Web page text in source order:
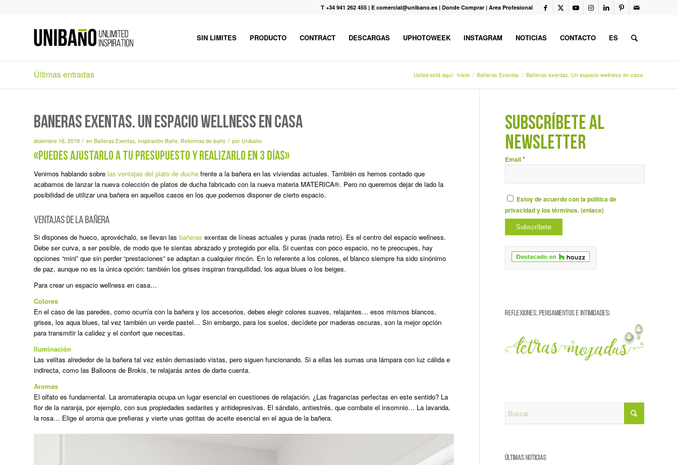
T +34 941 262 455 | E comercial@unibano.es | Donde Comprar | Area Profesional
SIN LIMITES PRODUCTO CONTRACT DESCARGAS UPHOTOWEEK INSTAGRAM NOTICIAS CONTACTO ES
Últimas entradas Usted está aquí: Inicio / Bañeras Exentas / Bañeras exentas. Un espacio wellness en casa
Bañeras exentas. Un espacio wellness en casa
diciembre 16, 2019 / en Bañeras Exentas, Inspiración Baño, Reformas de baño / por Unibaño
«Puedes ajustarlo a tu presupuesto y realizarlo en 3 días»
Venimos hablando sobre las ventajas del plato de ducha frente a la bañera en las viviendas actuales. También os hemos contado que
acabamos de lanzar la nueva colección de platos de ducha fabricado con la nueva materia MATERICA®. Pero no queremos dejar de lado la
posibilidad de utilizar una bañera en aquellos casos en los que podemos disponer de cierto espacio.
VENTAJAS DE LA BAÑERA
Si dispones de hueco, aprovéchalo, se llevan las bañeras exentas de líneas actuales y puras (nada retro). Es el centro del espacio wellness.
Debe ser curva, a ser posible, de modo que te sientas abrazado y protegido por ella. Si cuentas con poco espacio, no te preocupes, hay
opciones “mini” que sin perder “prestaciones” se adaptan a cualquier rincón. En lo referente a los colores, el blanco siempre ha sido sinónimo
de paz, aunque no es la única opción: también los grises inspiran tranquilidad, los aqua blues o los beiges.
Para crear un espacio wellness en casa…
Colores
En el caso de las paredes, como ocurría con la bañera y los accesorios, debes elegir colores suaves, relajantes… esos mismos blancos,
grises, los aqua blues, tal vez también un verde pastel… Sin embargo, para los suelos, decídete por maderas oscuras, son la mejor opción
para transmitir la calidez y el confort que necesitas.
Iluminación
Las velitas alrededor de la bañera tal vez estén demasiado vistas, pero siguen funcionando. Si a ellas les sumas una lámpara con luz cálida e
indirecta, como las Balloons de Brokis, te relajarás antes de darte cuenta.
Aromas
El olfato es fundamental. La aromaterapia ocupa un lugar esencial en cuestiones de relajación. ¿Las fragancias perfectas en este sentido? La
flor de la naranja, por ejemplo, con sus propiedades sedantes y antidepresivas. El sándalo, antiestrés, que combate el insomnio… La lavanda,
la rosa… Elige el aroma que prefieras y vierte unas gotitas de aceite esencial en el agua de la bañera.
SUBSCRÍBETE AL
NEWSLETTER
Email*
Estoy de acuerdo con la política de
privacidad y los términos. (enlace)
REFLEXIONES, PENSAMIENTOS E INTIMIDADES:
ÚLTIMAS NOTICIAS